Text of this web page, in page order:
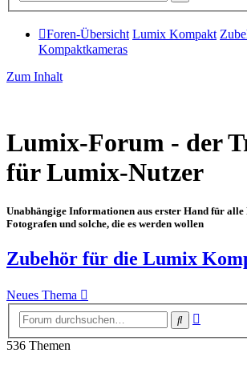
Foren-Übersicht Lumix Kompakt
Kompaktkameras
Zum Inhalt
Lumix-Forum - der
für Lumix-Nutzer
Unabhängige Informationen aus erster Hand für
Fotografen und solche, die es werden wollen
Zubehör für die Lumix
Neues Thema
Suche
536 Themen